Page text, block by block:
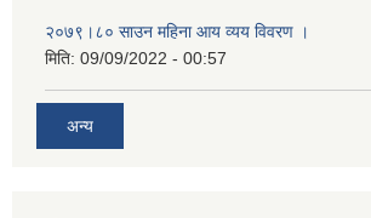
२०७९।८० साउन महिना आय व्यय विवरण ।
मिति: 09/09/2022 - 00:57
अन्य